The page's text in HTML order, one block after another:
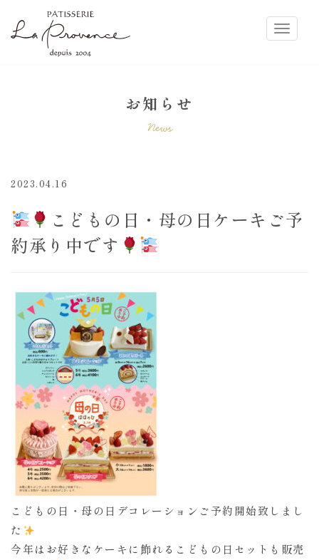
お知らせ
News
2023.04.16
こどもの日・母の日ケーキご予
約承り中です
こどもの日・母の日デコレーションご予約開始致しまし
た
今年はお好きなケーキに飾れるこどもの日セットも販売